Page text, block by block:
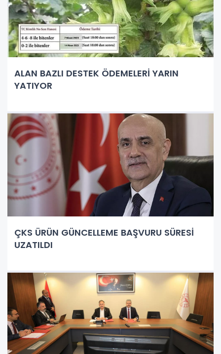
ALAN BAZLI DESTEK ÖDEMELERİ YARIN
YATIYOR
ÇKS ÜRÜN GÜNCELLEME BAŞVURU SÜRESİ
UZATILDI